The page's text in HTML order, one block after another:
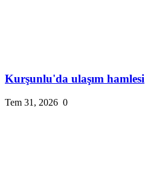
Kurşunlu'da ulaşım hamlesi
Tem 31, 2026 0